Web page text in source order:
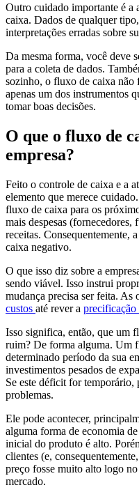
Outro cuidado importante é a
caixa. Dados de qualquer
interpretações erradas sobre
Da mesma forma, você deve
para a coleta de dados.
sozinho, o fluxo de caixa não
apenas um dos instrumentos
tomar boas decisões.
O que o fluxo de
empresa?
Feito o controle de caixa e a
elemento que merece
fluxo de caixa para os
mais despesas
receitas. Consequentemente,
caixa negativo.
O que isso diz sobre a
sendo viável. Isso instrui
mudança precisa ser feita. As
custos até rever a precificação
Isso significa, então, que um
ruim? De forma alguma. Um
determinado período da sua
investimentos pesados de
Se este déficit for temporário,
problemas.
Ele pode acontecer,
alguma forma de economia
inicial do produto é alto.
clientes (e,
preço fosse muito alto logo
mercado.